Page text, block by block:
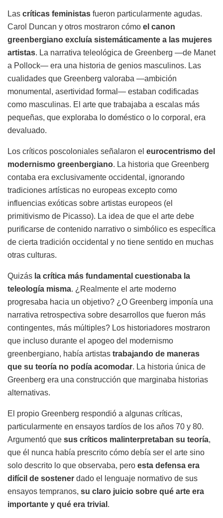
Las críticas feministas fueron particularmente agudas.
Carol Duncan y otros mostraron cómo el canon
greenbergiano excluía sistemáticamente a las mujeres
artistas. La narrativa teleológica de Greenberg —de Manet
a Pollock— era una historia de genios masculinos. Las
cualidades que Greenberg valoraba —ambición
monumental, asertividad formal— estaban codificadas
como masculinas. El arte que trabajaba a escalas más
pequeñas, que exploraba lo doméstico o lo corporal, era
devaluado.
Los críticos poscoloniales señalaron el eurocentrismo del
modernismo greenbergiano. La historia que Greenberg
contaba era exclusivamente occidental, ignorando
tradiciones artísticas no europeas excepto como
influencias exóticas sobre artistas europeos (el
primitivismo de Picasso). La idea de que el arte debe
purificarse de contenido narrativo o simbólico es específica
de cierta tradición occidental y no tiene sentido en muchas
otras culturas.
Quizás la crítica más fundamental cuestionaba la
teleología misma. ¿Realmente el arte moderno
progresaba hacia un objetivo? ¿O Greenberg imponía una
narrativa retrospectiva sobre desarrollos que fueron más
contingentes, más múltiples? Los historiadores mostraron
que incluso durante el apogeo del modernismo
greenbergiano, había artistas trabajando de maneras
que su teoría no podía acomodar. La historia única de
Greenberg era una construcción que marginaba historias
alternativas.
El propio Greenberg respondió a algunas críticas,
particularmente en ensayos tardíos de los años 70 y 80.
Argumentó que sus críticos malinterpretaban su teoría,
que él nunca había prescrito cómo debía ser el arte sino
solo descrito lo que observaba, pero esta defensa era
difícil de sostener dado el lenguaje normativo de sus
ensayos tempranos, su claro juicio sobre qué arte era
importante y qué era trivial .